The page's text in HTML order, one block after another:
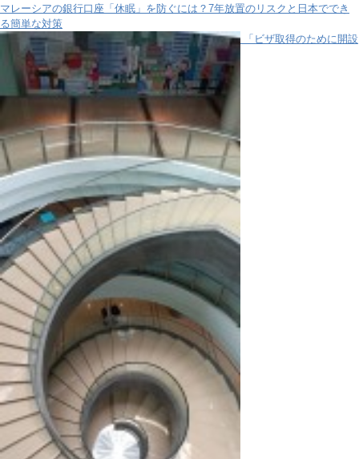
マレーシアの銀行口座「休眠」を防ぐには？7年放置のリスクと日本ででき
る簡単な対策
「ビザ取得のために開設